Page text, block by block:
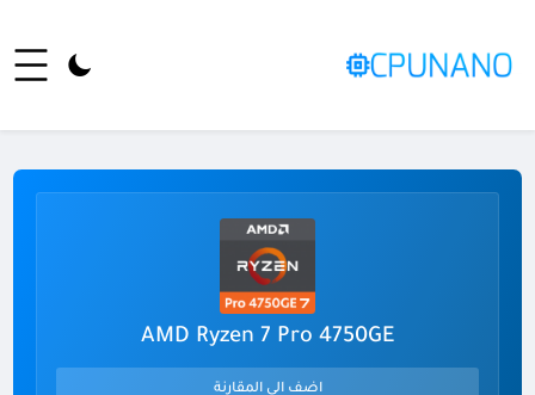
AMD Ryzen 7 Pro 4750GE
اضف الى المقارنة